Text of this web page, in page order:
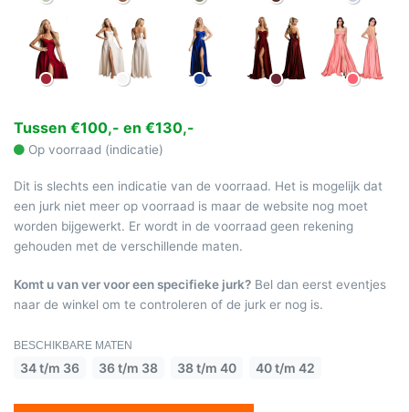
Tussen €100,- en €130,-
Op voorraad (indicatie)
Dit is slechts een indicatie van de voorraad. Het is mogelijk dat
een jurk niet meer op voorraad is maar de website nog moet
worden bijgewerkt. Er wordt in de voorraad geen rekening
gehouden met de verschillende maten.
Komt u van ver voor een specifieke jurk? Bel dan eerst eventjes
naar de winkel om te controleren of de jurk er nog is.
BESCHIKBARE MATEN
34 t/m 36 36 t/m 38 38 t/m 40 40 t/m 42